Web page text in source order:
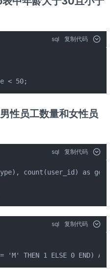
sql 复制代码
< 50;
性员工数量和女性员
sql 复制代码
count(user_id) as
sql 复制代码
= 'M' THEN 1 ELSE 0 END)